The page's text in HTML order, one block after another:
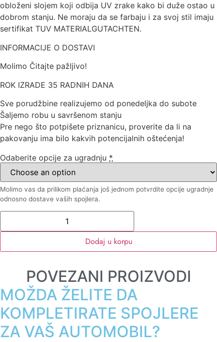
obloženi slojem koji odbija UV zrake kako bi duže ostao u
dobrom stanju. Ne moraju da se farbaju i za svoj stil imaju
sertifikat TUV MATERIALGUTACHTEN.
INFORMACIJE O DOSTAVI
Molimo Čitajte pažljivo!
ROK IZRADE 35 RADNIH DANA
Sve porudžbine realizujemo od ponedeljka do subote
Šaljemo robu u savršenom stanju
Pre nego što potpišete priznanicu, proverite da li na
pakovanju ima bilo kakvih potencijalnih oštećenja!
Odaberite opcije za ugradnju *
Molimo vas da prilikom plaćanja još jednom potvrdite opcije ugradnje
odnosno dostave vaših spojlera.
Dodaj u korpu
POVEZANI PROIZVODI
MOŽDA ŽELITE DA
KOMPLETIRATE SPOJLERE
ZA VAŠ AUTOMOBIL?